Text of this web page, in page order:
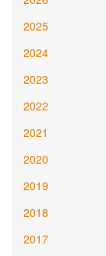
2025
2024
2023
2022
2021
2020
2019
2018
2017